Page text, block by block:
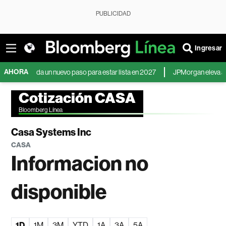
PUBLICIDAD
Ingresar
AHORA
da un nuevo paso para estar lista en 2027 JPMorgan eleva a 8.000
Cotización CASA
Bloomberg Línea
Casa Systems Inc
CASA
Informacion no
disponible